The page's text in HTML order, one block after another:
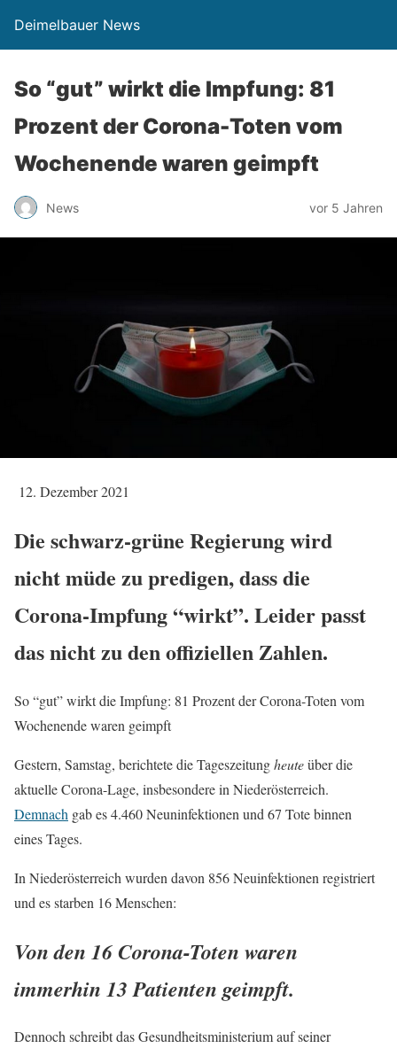
Deimelbauer News
So “gut” wirkt die Impfung: 81
Prozent der Corona-Toten vom
Wochenende waren geimpft
News vor 5 Jahren
12. Dezember 2021
Die schwarz-grüne Regierung wird
nicht müde zu predigen, dass die
Corona-Impfung “wirkt”. Leider passt
das nicht zu den offiziellen Zahlen.
So “gut” wirkt die Impfung: 81 Prozent der Corona-Toten vom
Wochenende waren geimpft
Gestern, Samstag, berichtete die Tageszeitungheuteüber die
aktuelle Corona-Lage, insbesondere in Niederösterreich.
Demnach gab es 4.460 Neuninfektionen und 67 Tote binnen
eines Tages.
In Niederösterreich wurden davon 856 Neuinfektionen registriert
und es starben 16 Menschen:
Von den 16 Corona-Toten waren
immerhin 13 Patienten geimpft.
Dennoch schreibt das Gesundheitsministerium auf seiner